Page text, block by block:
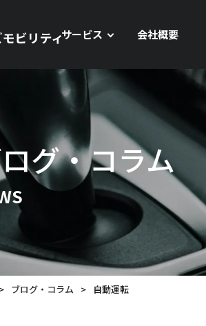
サービス 会社概要
グ・コラム
> ブログ・コラム > 自動運転